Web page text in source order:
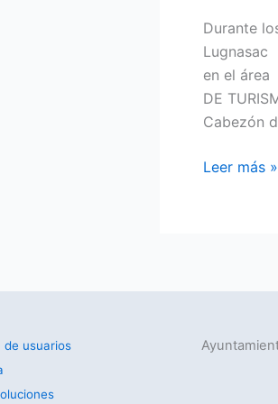
Durante
Lugnasac
en el área
DE
Cabezón
Leer más »
de usuarios